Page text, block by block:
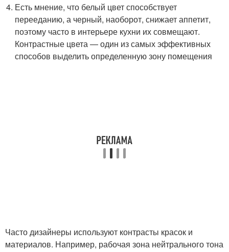
Есть мнение, что белый цвет способствует
перееданию, а черный, наоборот, снижает аппетит,
поэтому часто в интерьере кухни их совмещают.
Контрастные цвета — один из самых эффективных
способов выделить определенную зону помещения
Часто дизайнеры используют контрасты красок и
материалов. Например, рабочая зона нейтрального тона